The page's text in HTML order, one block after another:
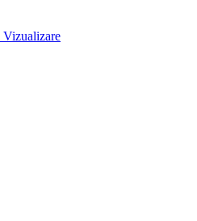
Vizualizare